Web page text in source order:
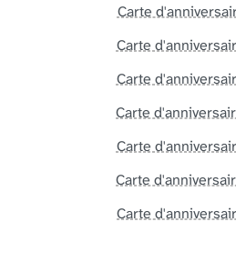
Carte
Carte
Carte
Carte
Carte
Carte
Carte